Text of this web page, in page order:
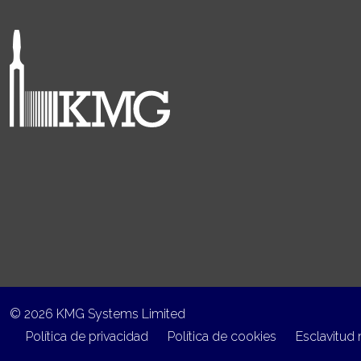
© 2026 KMG Systems Limited
Política de privacidad
Política de cookies Esclavitud